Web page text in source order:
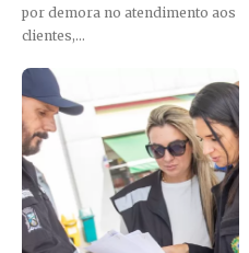
por demora no atendimento aos
clientes,...